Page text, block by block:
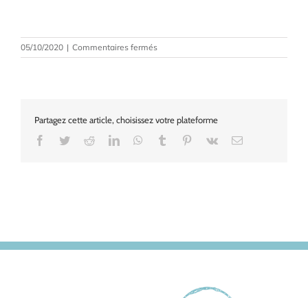
05/10/2020 | Commentaires ferméssur
les
Partagez cette article, choisissez votre plateforme
Facebook
TwitterRedditLinkedInWhatsApp
Tumblr Pinterest
Vk Email